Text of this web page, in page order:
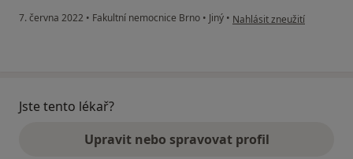
7. června 2022 • Fakultní nemocnice Brno • Jiný • podle názoru uživatele
Nahlásit zneužití
Jste tento lékař?
Upravit nebo spravovat profil